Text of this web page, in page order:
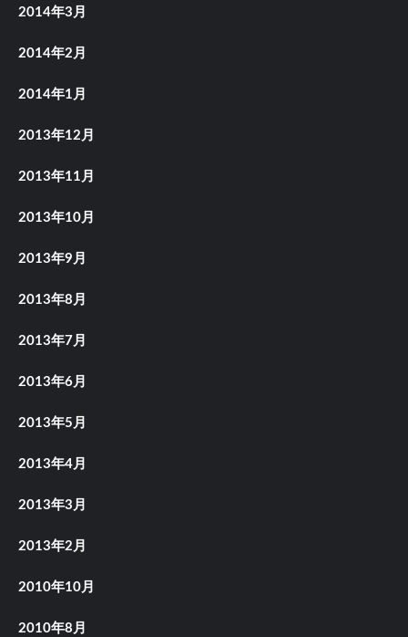
2014年3月
2014年2月
2014年1月
2013年12月
2013年11月
2013年10月
2013年9月
2013年8月
2013年7月
2013年6月
2013年5月
2013年4月
2013年3月
2013年2月
2010年10月
2010年8月